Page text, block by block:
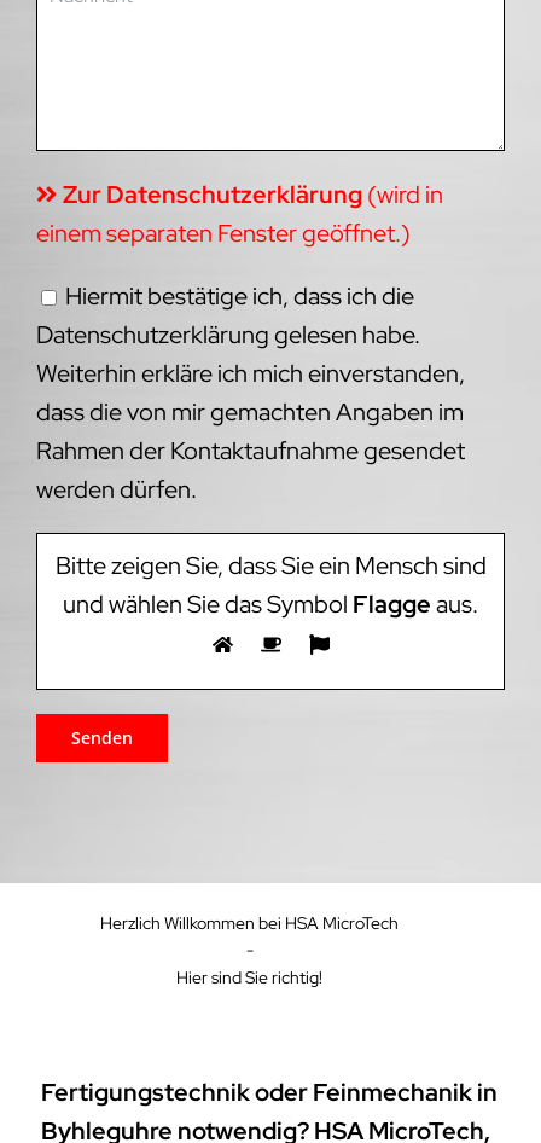
Zur Datenschutzerklärung(wird in
einem separaten Fenster geöffnet.)
Hiermit bestätige ich, dass ich die
Datenschutzerklärung gelesen habe.
Weiterhin erkläre ich mich einverstanden,
dass die von mir gemachten Angaben im
Rahmen der Kontaktaufnahme gesendet
werden dürfen.
Bitte zeigen Sie, dass Sie ein Mensch sind
und wählen Sie das Symbol Flaggeaus.
Herzlich Willkommen bei HSA MicroTech
-
Hier sind Sie richtig!
Fertigungstechnik oder Feinmechanik in
Byhleguhre notwendig? HSA MicroTech,